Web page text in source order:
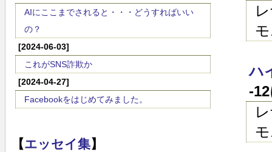
AIにここまでされると・・・どうすればいい
の？
[2024-06-03]
これがSNS詐欺か
[2024-04-27]
Facebookをはじめてみました。
【エッセイ集】
ハ
-